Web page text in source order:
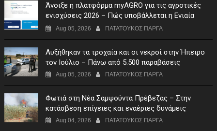
Άνοιξε η πλατφόρμα myAGRO για τις αγροτικές
ενισχύσεις 2026 – Πώς υποβάλλεται η Ενιαία
Αίτηση Ενίσχυσης
Aug 05, 2026 ΠΑΤΑΤΟΥΚΟΣ ΠΑΡΓΑ
Αυξήθηκαν τα τροχαία και οι νεκροί στην Ήπειρο
τον Ιούλιο – Πάνω από 5.500 παραβάσεις
Aug 05, 2026 ΠΑΤΑΤΟΥΚΟΣ ΠΑΡΓΑ
Φωτιά στη Νέα Σαμψούντα Πρέβεζας – Στην
κατάσβεση επίγειες και εναέριες δυνάμεις
Aug 04, 2026 ΠΑΤΑΤΟΥΚΟΣ ΠΑΡΓΑ